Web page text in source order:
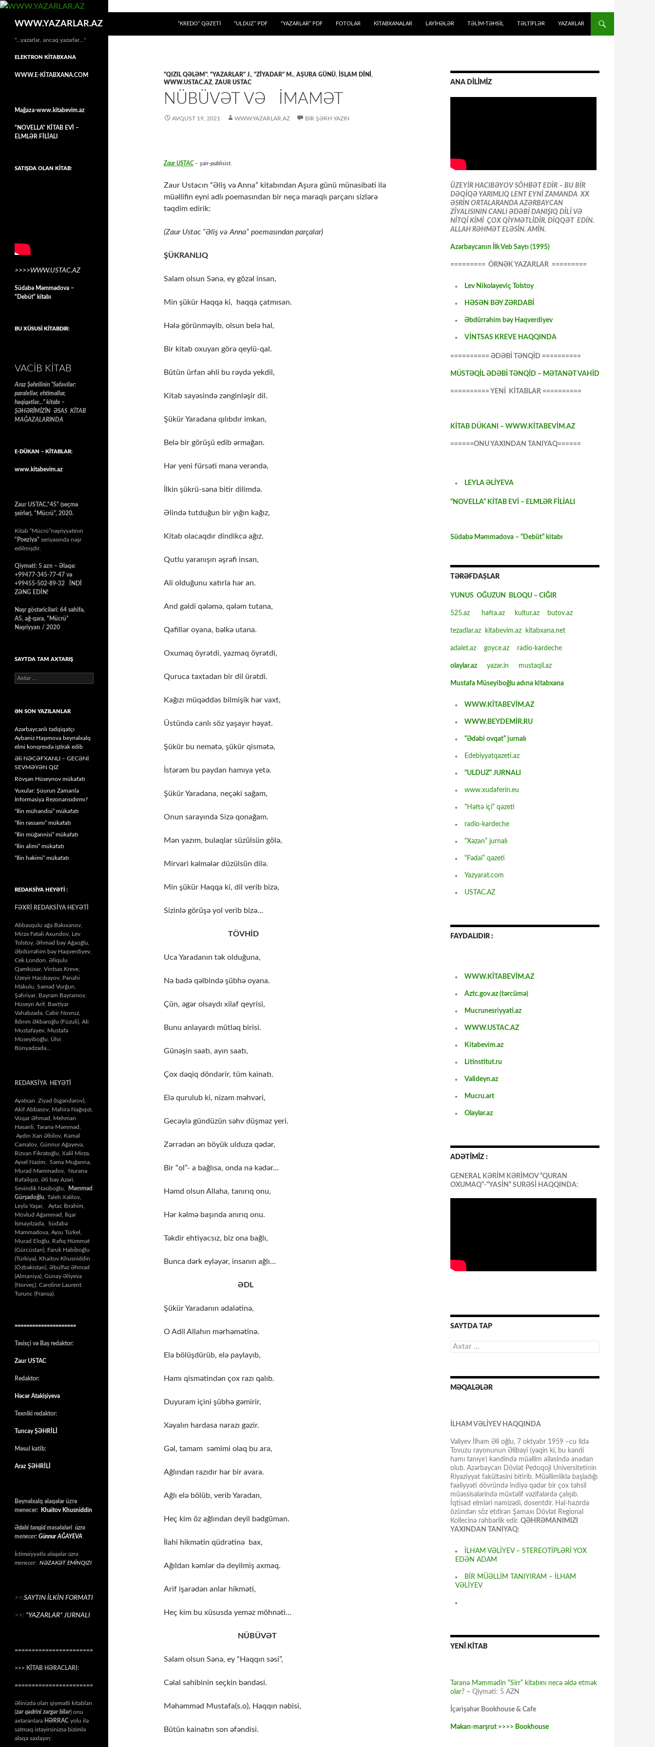
WWW.YAZARLAR.AZ
“KREDO” QƏZETİ
“ULDUZ” PDF “YAZARLAR” PDF FOTOLAR KİTABXANALAR LAYİHƏLƏR TƏLIM-TƏHSIL TƏLTİFLƏR YAZARLAR
"QIZIL QƏLƏM", "YAZARLAR" J., "ZİYADAR" M., AŞURA GÜNÜ, İSLAM DİNİ ,
WWW.USTAC.AZ, ZAUR USTAC
NÜBÜVƏT VƏ İMAMƏT
AVQUST 19, 2021 WWW.YAZARLAR.AZ BIR ŞƏRH YAZIN
Zaur USTAC– şair-publisist.
Zaur Ustacın “Əliş və Anna” kitabından Aşura günü münasibəti ilə
müəllifin eyni adlı poemasından bir neçə maraqlı parçanı sizlərə
təqdim edirik:
(Zaur Ustac “Əliş və Anna” poemasından parçalar)
ŞÜKRANLIQ
Salam olsun Sənə, ey gözəl insan,
Min şükür Haqqa ki, haqqa çatmısan.
Hələ görünməyib, olsun belə hal,
Bir kitab oxuyan görə qeylü-qal.
Bütün ürfan əhli bu rəydə yekdil,
Kitab sayəsində zənginləşir dil.
Şükür Yaradana qılıbdır imkan,
Belə bir görüşü edib ərmağan.
Hər yeni fürsəti mənə verəndə,
İlkin şükrü-səna bitir dilimdə.
Əlində tutduğun bir yığın kağız,
Kitab olacaqdır dindikcə ağız.
Qutlu yaranışın əşrəfi insan,
Ali olduğunu xatırla hər an.
And gəldi qələmə, qələm tutana,
Qafillər oyana, bəlkə utana.
Oxumaq öyrətdi, yazmaq öyrətdi,
Quruca taxtadan bir dil ürətdi.
Kağızı müqəddəs bilmişik hər vaxt,
Üstündə canlı söz yaşayır həyat.
Şükür bu nemətə, şükür qismətə,
İstərəm bu paydan hamıya yetə.
Şükür Yaradana, neçəki sağam,
Onun sarayında Sizə qonağam.
Mən yazım, bulaqlar süzülsün gölə,
Mirvari kəlmələr düzülsün dilə.
Min şükür Haqqa ki, dil verib bizə,
Sizinlə görüşə yol verib bizə…
TÖVHİD
Uca Yaradanın tək olduğuna,
Nə badə qəlbində şübhə oyana.
Çün, əgər olsaydı xilaf qeyrisi,
Bunu anlayardı mütləq birisi.
Günəşin saatı, ayın saatı,
Çox dəqiq döndərir, tüm kainatı.
Elə qurulub ki, nizam məhvəri,
Gecəylə gündüzün səhv düşməz yeri.
Zərrədən ən böyük ulduza qədər,
Bir “ol”- a bağlısa, onda nə kədər…
Həmd olsun Allaha, tanırıq onu,
Hər kəlmə başında anırıq onu.
Təkdir ehtiyacsız, biz ona bağlı,
Bunca dərk eyləyər, insanın ağlı…
ƏDL
Şükür Yaradanın ədalətinə,
O Adil Allahın mərhəmətinə.
Elə bölüşdürüb, elə paylayıb,
Hamı qismətindən çox razı qalıb.
Duyuram içini şübhə gəmirir,
Xəyalın hardasa narazı gəzir.
Gəl, tamam səmimi olaq bu ara,
Ağlından razıdır hər bir avara.
Ağlı elə bölüb, verib Yaradan,
Heç kim öz ağlından deyil bədgüman.
İlahi hikmətin qüdrətinə bax,
Ağıldan kəmlər də deyilmiş axmaq.
Arif işarədən anlar hikməti,
Heç kim bu xüsusda yeməz möhnəti…
NÜBÜVƏT
Salam olsun Sənə, ey “Haqqın səsi”,
Cəlal sahibinin seçkin bəndəsi.
Məhəmməd Mustafa(s.o), Haqqın nəbisi,
Bütün kainatın son əfəndisi.
ANA DİLİMİZ
ÜZEYİR HACIBƏYOV SÖHBƏT EDİR – BU BİR
DƏQİQƏ YARIMLIQ LENT EYNİ ZAMANDA XX
ƏSRİN ORTALARANDA AZƏRBAYCAN
ZİYALISININ CANLI ƏDƏBİ DANIŞIQ DİLİ VƏ
NİTQİ KİMİ ÇOX QİYMƏTLİDİR. DİQQƏT EDİN.
ALLAH RƏHMƏT ELƏSİN. AMİN.
Azərbaycanın İlk Veb Saytı (1995)
========= ÖRNƏK YAZARLAR =========
Lev Nikolayeviç Tolstoy
HƏSƏN BƏY ZƏRDABİ
Əbdürrəhim bəy Haqverdiyev
VİNTSAS KREVE HAQQINDA
========== ƏDƏBİ TƏNQİD ==========
MÜSTƏQİL ƏDƏBİ TƏNQİD – MƏTANƏT VAHİD
========== YENİ KİTABLAR ==========
KİTAB DÜKANI – WWW.KİTABEVİM.AZ
======ONU YAXINDAN TANIYAQ======
LEYLA ƏLİYEVA
“NOVELLA” KİTAB EVİ – ELMLƏR FİLİALI
Südabə Məmmədova – “Debüt” kitabı
TƏRƏFDAŞLAR
YUNUS OĞUZUN BLOQU – CIĞIR
525.az hafta.az kultur.az butov.az
tezadlar.az kitabevim.az kitabxana.net
adalet.az goyce.az radio-kardeche
olaylar.az yazar.in mustaqil.az
Mustafa Müseyiboğlu adına kitabxana
WWW.KİTABEVİM.AZ
WWW.BEYDEMİR.RU
“Ədəbi ovqat” jurnalı
Edebiyyatqazeti.az
“ULDUZ” JURNALI
www.xudaferin.eu
“Həftə içi” qəzeti
radio-kardeche
“Xəzan” jurnalı
“Fədai” qəzeti
Yazyarat.com
USTAC.AZ
FAYDALIDIR :
WWW.KİTABEVİM.AZ
Aztc.gov.az (tərcümə)
Mucrunesriyyati.az
WWW.USTAC.AZ
Kitabevim.az
Litinstitut.ru
Valideyn.az
Mucru.art
Olaylar.az
ADƏTİMİZ :
GENERAL KƏRİM KƏRİMOV “QURAN
OXUMAQ”-“YASİN” SURƏSİ HAQQINDA:
SAYTDA TAP
Axtarış:
MƏQALƏLƏR
İLHAM VƏLİYEV HAQQINDA
Vəliyev İlham Əli oğlu, 7 oktyabr 1959 –cu ildə
Tovuzu rayonunun Əlibəyi (yəqin ki, bu kəndi
hamı tanıyır) kəndində müəllim ailəsində anadan
olub. Azərbaycan Dövlət Pedoqoji Universitetinin
Riyaziyyat fakültəsini bitirib. Müəllimliklə başladığı
fəaliyyəti dövründə indiyə qədər bir çox təhsil
müəssisələrində müxtəlif vəzifələrdə çalışıb.
İqtisad elmləri namizədi, dosentdir. Hal-hazırda
özündən söz etdirən Şamaxı Dövlət Regional
Kollecinə rəhbərlik edir. QƏHRƏMANIMIZI
YAXINDAN TANIYAQ:
İLHAM VƏLİYEV – STEREOTİPLƏRİ YOX
EDƏN ADAM
BİR MÜƏLLİM TANIYIRAM – İLHAM
VƏLİYEV
YENİ KİTAB
Təranə Məmmədin “Sirr” kitabını necə əldə etmək
olar? – Qiyməti: 5 AZN
İçərişəhər Bookhouse & Cafe
Məkan-marşrut >>>> Bookhouse
"…yazarlar, ancaq yazarlar…"
ELEKTRON KİTABXANA
WWW.E-KİTABXANA.COM
Mağaza-www.kitabevim.az
“NOVELLA” KİTAB EVİ –
ELMLƏR FİLİALI
SATIŞDA OLAN KİTAB:
>>>>WWW.USTAC.AZ
Südabə Məmmədova –
“Debüt” kitabı
BU XÜSUSİ KİTABDIR:
VACIB KITAB
Araz Şəhrilinin “Səfəvilər:
paralellər, ehtimallar,
həqiqətlər…” kitabı –
ŞƏHƏRİMİZİN ƏSAS KİTAB
MAĞAZALARINDA
E-DÜKAN – KİTABLAR:
www.kitabevim.az
Zaur USTAC,“45” (seçmə
şeirlər), “Mücrü”, 2020.
Kitab “Mücrü”nəşriyyatının
“Poeziya” seriyasında nəşr
edilmişdir.
Qiyməti: 5 azn – Əlaqə:
+99477-345-77-47 və
+99455-502-89-32 İNDİ
ZƏNG EDİN!
Nəşr göstəriciləri: 64 səhifə,
A5, ağ-qara, “Mücrü”
Nəşriyyatı / 2020
SAYTDA TAM AXTARIŞ
Axtarış:
ƏN SON YAZILANLAR
Azərbaycanlı tədqiqatçı
Aybəniz Haşımova beynəlxalq
elmi konqresdə iştirak edib
Əli NƏCƏFXANLI – GECƏNİ
SEVMƏYƏN QIZ
Rövşən Hüseynov mükafatı
Yuxular: Şüurun Zamanla
İnformasiya Rezonansıdırmı?
“İlin mühəndisi” mükafatı
“İlin rəssamı” mükafatı
“İlin müğənnisi” mükafatı
“İlin alimi” mükafatı
“İlin həkimi” mükafatı
REDAKSİYA HEYƏTİ :
FƏXRİ REDAKSİYA HEYƏTİ
Abbasqulu ağa Bakıxanov,
Mirzə Fətəli Axundov, Lev
Tolstoy, Əhməd bəy Ağaoğlu,
Əbdürrəhim bəy Haqverdiyev,
Cek London, Əliqulu
Qəmküsar, Vintsas Kreve,
Üzeyir Hacıbəyov, Pənahi
Makulu, Səməd Vurğun,
Şəhriyar, Bayram Bayramov,
Hüseyn Arif, Bəxtiyar
Vahabzadə, Cabir Novruz,
İldırım Əkbəroğlu (Füzuli), Alı
Mustafayev, Mustafa
Müseyiboğlu, Ülvi
Bünyadzadə…
REDAKSİYA HEYƏTİ
Ayətxan Ziyad (İsgəndərov),
Akif Abbasov, Mahirə Nağıqızı,
Vüqar Əhməd, Mehman
Həsənli, Təranə Məmməd,
Aydın Xan Əbilov, Kamal
Camalov, Günnur Ağayeva,
Rizvan Fikrətoğlu, Xəlil Mirzə,
Aysel Nazim, Səma Muğanna,
Murad Məmmədov, Nuranə
Rafailqızı, Əli bəy Azəri,
Sevindik Nəsiboğlu,
Məmməd
Gürşadoğlu , Taleh Xəlilov,
Leyla Yaşar, Aytac İbrahim,
Mövlud Ağamməd, İlqar
İsmayılzadə, Südabə
Məmmədova, Aysu Türkel,
Murad Eloğlu, Rafiq Hümmət
(Gürcüstan), Faruk Habiboğlu
(Türkiyə), Khaitov Khusniddin
(Özbəkistan), Əbülfəz Əhməd
(Almaniya), Günay Əliyeva
(Norveç). Caroline Laurent
Turunc (Fransa).
=====================
Təsisçi və Baş redaktor:
Zaur USTAC
Redaktor:
Həcər Atakişiyeva
Texniki redaktor:
Tuncay ŞƏHRİLİ
Məsul katib:
Araz ŞƏHRİLİ
Beynəlxalq əlaqələr üzrə
menecer:
Khaitov Khusniddin
Ədəbi tənqid məsələləri üzrə
menecer: Günnur AĞAYEVA
İctimaiyyətlə əlaqələr üzrə
menecer: NƏZAKƏT EMİNQIZI
>>:SAYTIN İLKİN FORMATI
>>: “YAZARLAR” JURNALI
=======================
>>> KİTAB HƏRACLARI:
=======================
Əlinizdə olan qiymətli kitabları
(zər qədrini zərgər bilər) onu
axtaranlara HƏRRAC yolu ilə
satmaq istəyirsinizsə bizimlə
əlaqə saxlayın: